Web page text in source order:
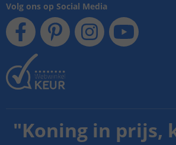
Volg ons op Social Media
"Koning in prijs,